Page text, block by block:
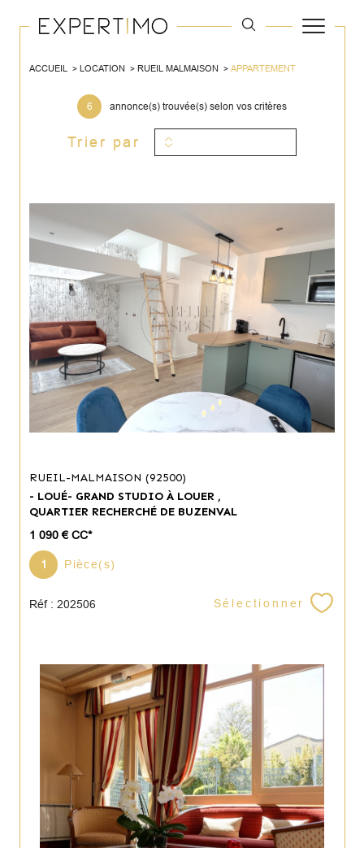
ACCUEIL LOCATION RUEIL MALMAISON APPARTEMENT
6 annonce(s) trouvée(s) selon vos critères
Trier par
RUEIL-MALMAISON (92500)
- LOUÉ- GRAND STUDIO À LOUER ,
QUARTIER RECHERCHÉ DE BUZENVAL
1 090 € CC*
1 Pièce(s)
Réf : 202506 Sélectionner